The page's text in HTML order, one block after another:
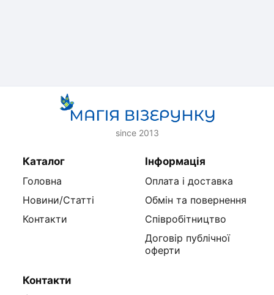
since 2013
Каталог
Головна
Новини/Статті
Контакти
Інформація
Оплата і доставка
Обмін та повернення
Співробітництво
Договір публічної
оферти
Контакти